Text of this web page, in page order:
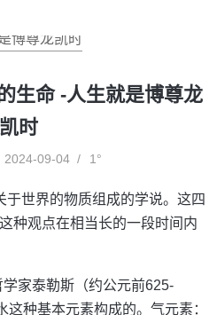
博尊龙凯时
生命 -人生就是博尊龙
凯时
2024-09-04 1°
于世界的物质组成的学说。这四
种观点在相当长的一段时间内
家泰勒斯（约公元前625-
种基本元素构成的。气元素：